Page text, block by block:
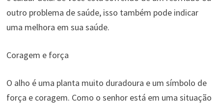
outro problema de saúde, isso também pode indicar
uma melhora em sua saúde.
Coragem e força
O alho é uma planta muito duradoura e um símbolo de
força e coragem. Como o senhor está em uma situação